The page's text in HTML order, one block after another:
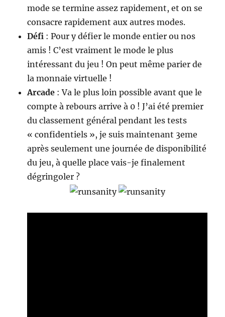
mode se termine assez rapidement, et on se
consacre rapidement aux autres modes.
Défi : Pour y défier le monde entier ou nos
amis ! C’est vraiment le mode le plus
intéressant du jeu ! On peut même parier de
la monnaie virtuelle !
Arcade : Va le plus loin possible avant que le
compte à rebours arrive à 0 ! J’ai été premier
du classement général pendant les tests
« confidentiels », je suis maintenant 3eme
après seulement une journée de disponibilité
du jeu, à quelle place vais-je finalement
dégringoler ?